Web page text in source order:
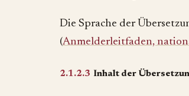
Die Sprache der
(Anmelderleitfaden,
2.1.2.3 Inhalt der